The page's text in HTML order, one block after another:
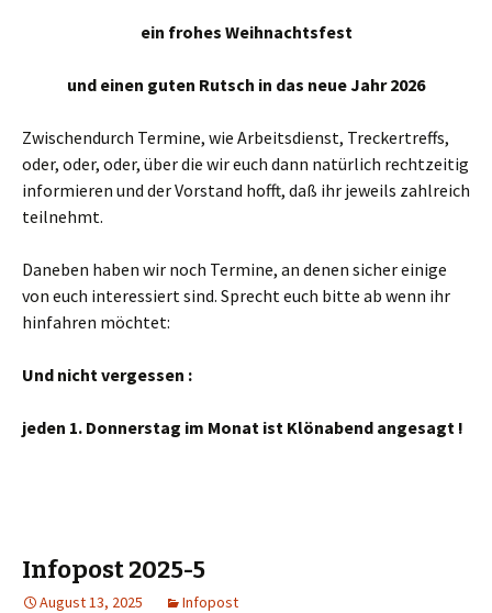
ein frohes Weihnachtsfest
und einen guten Rutsch in das neue Jahr 2026
Zwischendurch Termine, wie Arbeitsdienst, Treckertreffs,
oder, oder, oder, über die wir euch dann natürlich rechtzeitig
informieren und der Vorstand hofft, daß ihr jeweils zahlreich
teilnehmt.
Daneben haben wir noch Termine, an denen sicher einige
von euch interessiert sind. Sprecht euch bitte ab wenn ihr
hinfahren möchtet:
Und nicht vergessen :
jeden 1. Donnerstag im Monat ist Klönabend angesagt !
Infopost 2025-5
August 13, 2025 Infopost